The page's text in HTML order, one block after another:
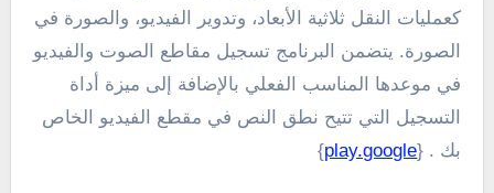
كعمليات النقل ثلاثية الأبعاد، وتدوير الفيديو، والصورة في
الصورة. يتضمن البرنامج تسجيل مقاطع الصوت والفيديو
في موعدها المناسب الفعلي بالإضافة إلى ميزة أداة
التسجيل التي تتيح نطق النص في مقطع الفيديو الخاص
بك . {play.google
}